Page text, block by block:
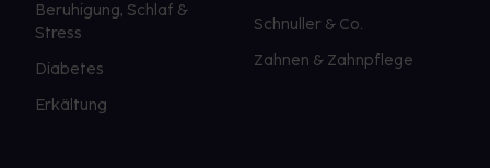
Beruhigung, Schlaf &
Stress
Diabetes
Erkältung
Schnuller & Co.
Zahnen & Zahnpflege